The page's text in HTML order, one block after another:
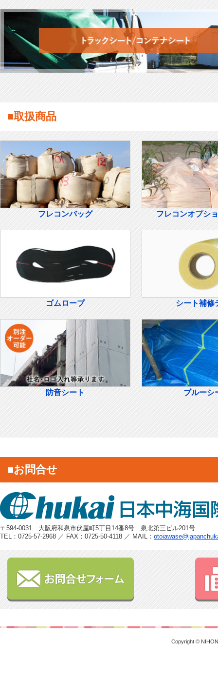
■取扱商品
フレコンバッグ フレコンオプシ
ゴムロープ シート補修
防音シート ブルーシ
■お問合せ
〒594-0031 大阪府和泉市伏屋町5丁目14番8号 泉北第三ビル201号
TEL：0725-57-2968 ／ FAX：0725-50-4118 ／ MAIL：
Copyright ©